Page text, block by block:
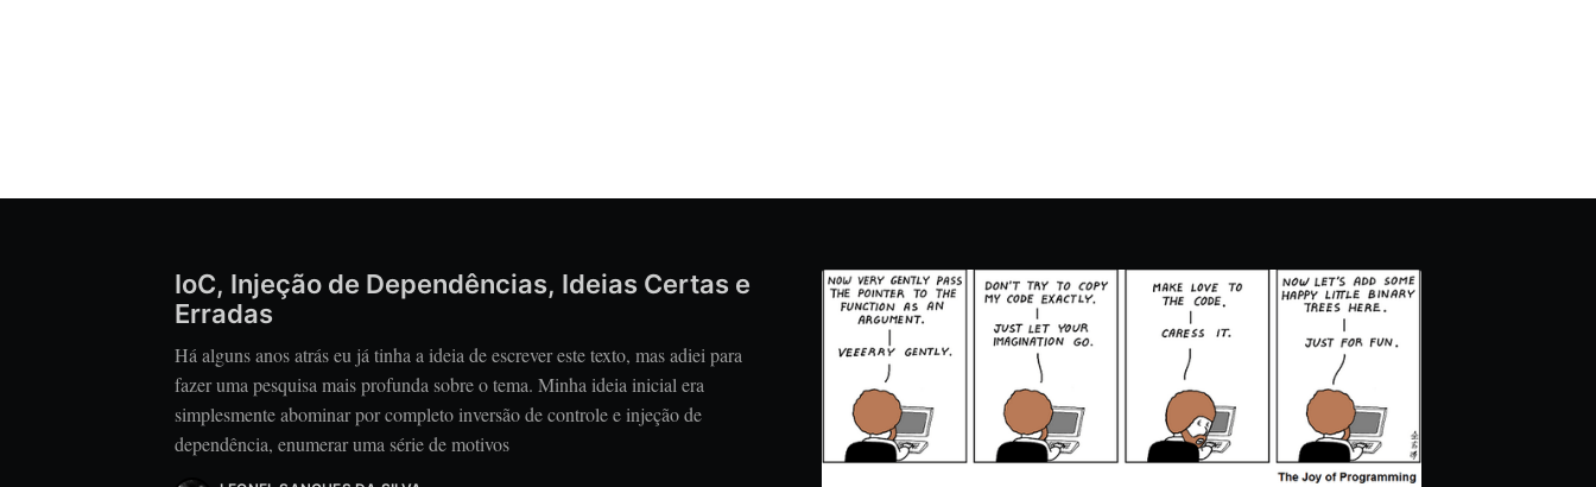
IoC, Injeção de Dependências, Ideias Certas e
Erradas
Há alguns anos atrás eu já tinha a ideia de escrever este texto, mas adiei para
fazer uma pesquisa mais profunda sobre o tema. Minha ideia inicial era
simplesmente abominar por completo inversão de controle e injeção de
dependência, enumerar uma série de motivos